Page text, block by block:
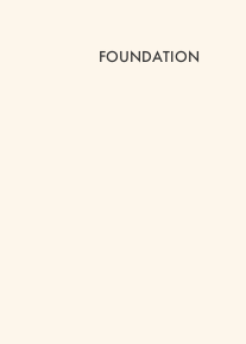
FOUNDATION
FOUNDATION